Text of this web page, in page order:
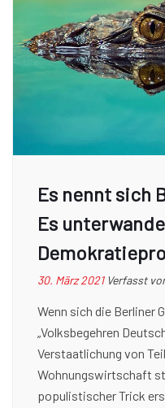
Es nennt sich
Es
30. März 2021 Verfasst
Wenn sich die Berliner
„Volksbegehren
Verstaatlichung von
Wohnungswirtschaft
populistischer Trick